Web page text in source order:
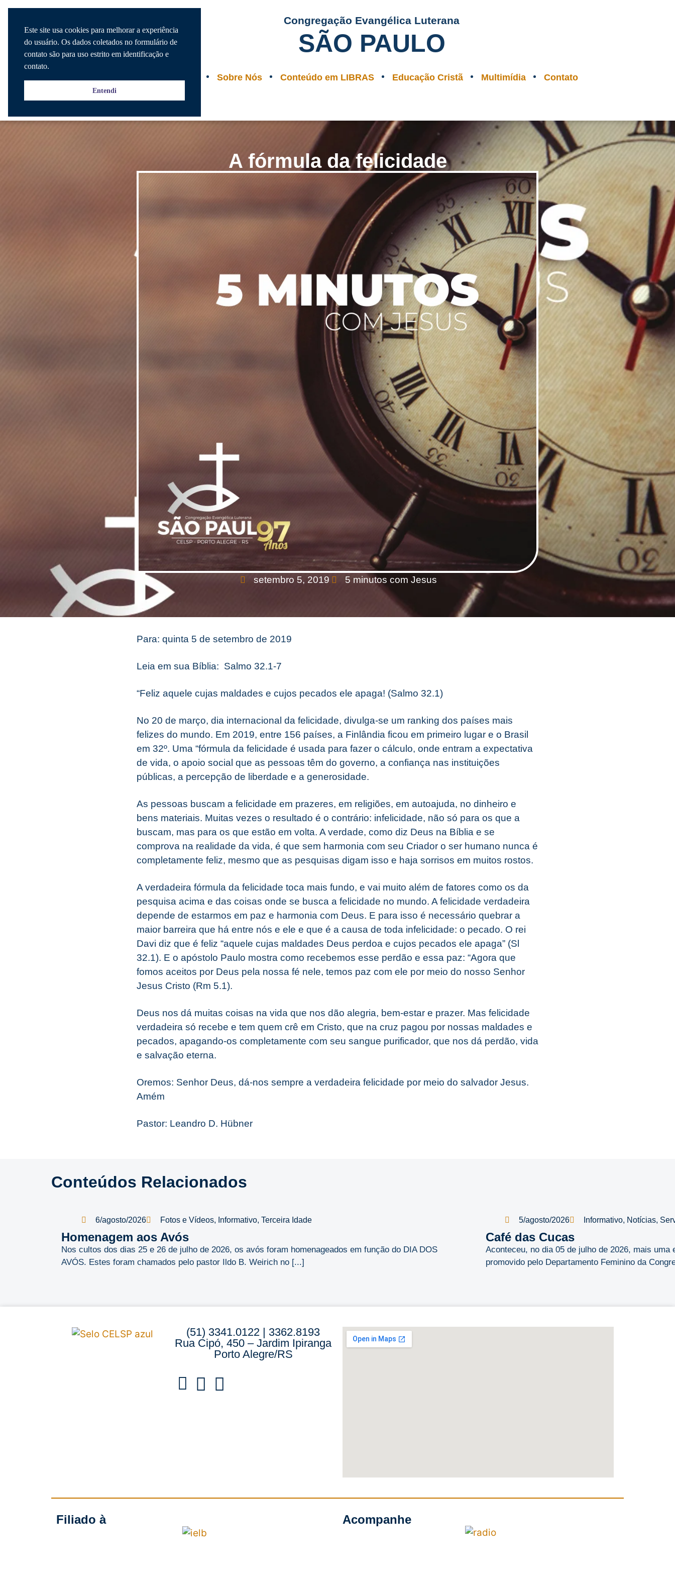
Congregação Evangélica Luterana
SÃO PAULO
Sobre Nós Conteúdo em LIBRAS Educação Cristã Multimídia Contato
A fórmula da felicidade
setembro 5, 2019 5 minutos com Jesus
Para: quinta 5 de setembro de 2019
Leia em sua Bíblia: Salmo 32.1-7
“Feliz aquele cujas maldades e cujos pecados ele apaga! (Salmo 32.1)
No 20 de março, dia internacional da felicidade, divulga-se um ranking dos países mais
felizes do mundo. Em 2019, entre 156 países, a Finlândia ficou em primeiro lugar e o Brasil
em 32º. Uma “fórmula da felicidade é usada para fazer o cálculo, onde entram a expectativa
de vida, o apoio social que as pessoas têm do governo, a confiança nas instituições
públicas, a percepção de liberdade e a generosidade.
As pessoas buscam a felicidade em prazeres, em religiões, em autoajuda, no dinheiro e
bens materiais. Muitas vezes o resultado é o contrário: infelicidade, não só para os que a
buscam, mas para os que estão em volta. A verdade, como diz Deus na Bíblia e se
comprova na realidade da vida, é que sem harmonia com seu Criador o ser humano nunca é
completamente feliz, mesmo que as pesquisas digam isso e haja sorrisos em muitos rostos.
A verdadeira fórmula da felicidade toca mais fundo, e vai muito além de fatores como os da
pesquisa acima e das coisas onde se busca a felicidade no mundo. A felicidade verdadeira
depende de estarmos em paz e harmonia com Deus. E para isso é necessário quebrar a
maior barreira que há entre nós e ele e que é a causa de toda infelicidade: o pecado. O rei
Davi diz que é feliz “aquele cujas maldades Deus perdoa e cujos pecados ele apaga” (Sl
32.1). E o apóstolo Paulo mostra como recebemos esse perdão e essa paz: “Agora que
fomos aceitos por Deus pela nossa fé nele, temos paz com ele por meio do nosso Senhor
Jesus Cristo (Rm 5.1).
Deus nos dá muitas coisas na vida que nos dão alegria, bem-estar e prazer. Mas felicidade
verdadeira só recebe e tem quem crê em Cristo, que na cruz pagou por nossas maldades e
pecados, apagando-os completamente com seu sangue purificador, que nos dá perdão, vida
e salvação eterna.
Oremos: Senhor Deus, dá-nos sempre a verdadeira felicidade por meio do salvador Jesus.
Amém
Pastor: Leandro D. Hübner
Conteúdos Relacionados
6/agosto/2026 Fotos e Vídeos, Informativo, Terceira Idade
Homenagem aos Avós
Nos cultos dos dias 25 e 26 de julho de 2026, os avós foram homenageados em função do DIA DOS
AVÓS. Estes foram chamados pelo pastor Ildo B. Weirich no [...]
5/agosto/2026 Informativo, Notícias,
Café das Cucas
Aconteceu, no dia 05 de julho de 2026, mais
promovido pelo Departamento Feminino da
(51) 3341.0122 | 3362.8193
Rua Cipó, 450 – Jardim Ipiranga
Porto Alegre/RS
Filiado à Acompanhe
Este site usa cookies para melhorar a experiência
do usuário. Os dados coletados no formulário de
contato são para uso estrito em identificação e
contato.
Entendi